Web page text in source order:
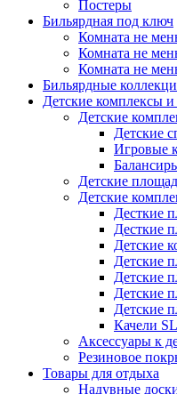
Постеры
Бильярдная под ключ
Комната не
Комната не
Комната не
Бильярдные
Детские комплексы
Детские
Детские
Игровые
Детские
Детские
Десткие
Десткие
Детские
Детские
Детские
Детские
Детские
Качели
Аксессуары к
Резиновое
Товары для отдыха
Надувные